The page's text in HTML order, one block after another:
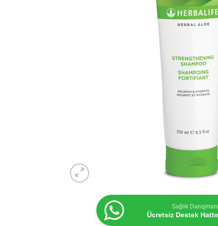
Sağlık Danışmanı
Ücretsiz Destek